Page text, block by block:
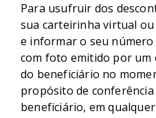
Para usufruir dos
sua carteirinha virtual
e informar o seu número
com foto emitido por um
do beneficiário no
propósito de
beneficiário, em qualquer